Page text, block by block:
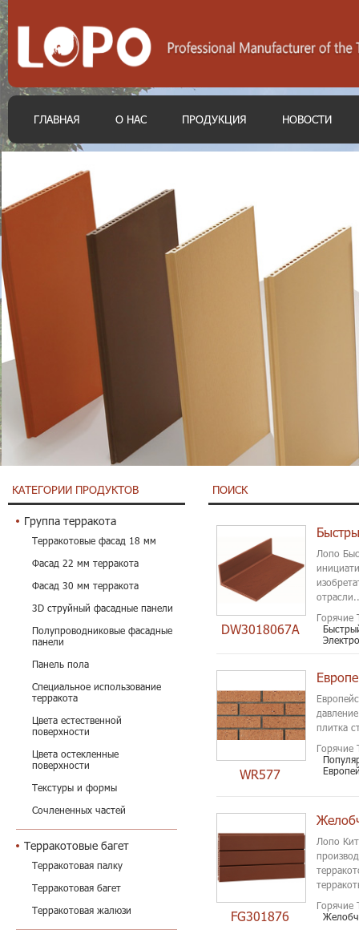
ГЛАВНАЯ О НАС ПРОДУКЦИЯ НОВОСТИ
КАТЕГОРИИ ПРОДУКТОВ
Группа терракота
Терракотовые фасад 18 мм
Фасад 22 мм терракота
Фасад 30 мм терракота
3D струйный фасадные панели
Полупроводниковые фасадные
панели
Панель пола
Специальное использование
терракота
Цвета естественной
поверхности
Цвета остекленные
поверхности
Текстуры и формы
Сочлененных частей
Терракотовые багет
Терракотовая палку
Терракотовая багет
Терракотовая жалюзи
ПОИСК
DW3018067A
Лопо
Горячие
WR577
плитка
Горячие
FG301876
Лопо
Горячие